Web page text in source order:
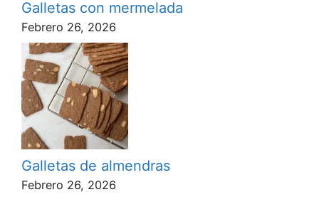
Galletas con mermelada
Febrero 26, 2026
Galletas de almendras
Febrero 26, 2026